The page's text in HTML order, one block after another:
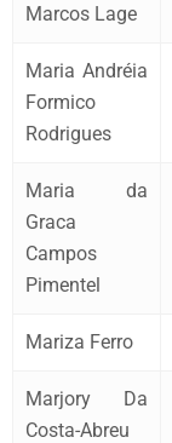
Marcos Lage
Maria Andréia
Formico
Rodrigues
Maria da
Graca
Campos
Pimentel
Mariza Ferro
Marjory Da
Costa-Abreu